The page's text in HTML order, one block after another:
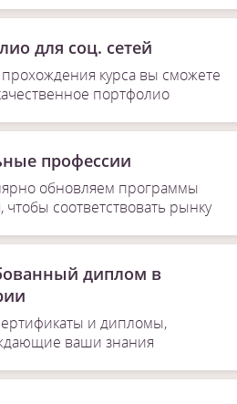
для соц. сетей
курса вы сможете
портфолио
профессии
обновляем программы
чтобы соответствовать рынку
диплом в
и дипломы,
ваши знания